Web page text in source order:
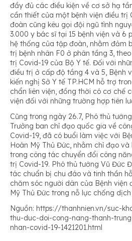
đầy đủ các điều kiện về cơ sở hạ
cần thiết của một bệnh viện điều trị
đoàn cũng kêu gọi đội ngũ tình
3.000 y bác sĩ tại 15 bệnh viện và 6
hệ thống của tập đoàn, nhằm đảm
trị bệnh nhân F0 ở phân tầng 3,
trị Covid-19 của Bộ Y tế. Đối với
điều trị ở cấp độ tầng 4 và 5, Bệnh
kiến nghị Sở Y tế TP.HCM hỗ trợ
chẩn liên viện, đồng thời có cơ chế
viện đối với những trường hợp tiên
Cũng trong ngày 26.7, Phó thủ
Trưởng ban chỉ đạo quốc gia về
Covid-19, đã có buổi làm việc với
Hoàn Mỹ Thủ Đức, nhằm chỉ đạo
trong công tác chuyển đổi công
trị Covid-19. Phó thủ tướng Vũ Đức
tác chuẩn bị chu đáo và tinh thần
chăm sóc người dân của Bệnh viện
Mỹ Thủ Đức trong nỗ lực chống dịch
Nguồn: https://thanhnien.vn/suc-
thu-duc-doi-cong-nang-thanh-
nhan-covid-19-1421201.html